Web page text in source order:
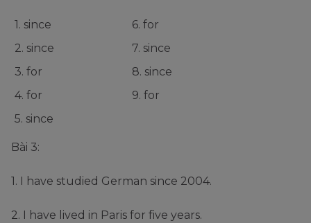
1. since
2. since
3. for
4. for
5. since
6. for
7. since
8. since
9. for
Bài 3:
1. I have studied German since 2004.
2. I have lived in Paris for five years.